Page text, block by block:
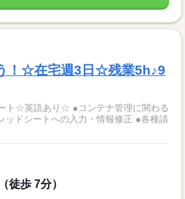
！☆在宅週3日☆残業5h♪9
ト☆英語あり☆ ●コンテナ管理に関わる
ッドシートへの入力・情報修正 ●各種請
徒歩 7分）